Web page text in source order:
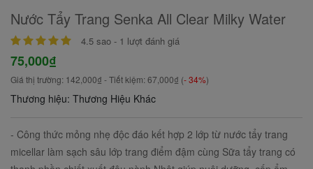
Nước Tẩy Trang Senka All Clear Milky Water
4.5 sao - 1 lượt đánh giá
75,000₫
Giá thị trường: 142,000₫ - Tiết kiệm: 67,000₫ (- 34%)
Thương hiệu: Thương Hiệu Khác
- Công thức mỏng nhẹ độc đáo kết hợp 2 lớp từ nước tẩy trang
micellar làm sạch sâu lớp trang điểm đậm cùng Sữa tẩy trang có